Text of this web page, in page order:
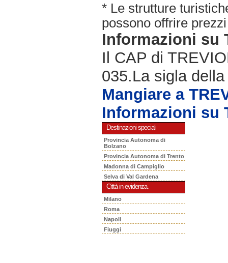
* Le strutture
possono offrire
Informazioni su
Il CAP di
035.La sigla
Mangiare a
Informazioni su
Destinazioni speciali
Provincia Autonoma di
Bolzano
Provincia Autonoma di Trento
Madonna di Campiglio
Selva di Val Gardena
Città in evidenza.
Milano
Roma
Napoli
Fiuggi